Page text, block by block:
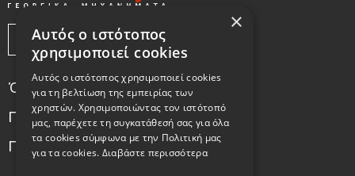
Όροι Χρήσης
Πολιτική χρήσης cookies
Πολιτική Απορρήτου
×
Αυτός ο ιστότοπος
χρησιμοποιεί cookies
Αυτός ο ιστότοπος χρησιμοποιεί cookies
για τη βελτίωση της εμπειρίας των
χρηστών. Χρησιμοποιώντας τον ιστότοπό
μας, παρέχετε τη συγκατάθεσή σας για όλα
τα cookies σύμφωνα με την Πολιτική μας
για τα cookies. Διαβάστε περισσότερα